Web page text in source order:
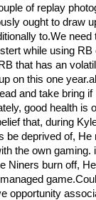
of replay
ought to draw
to.We need
while using
that has an
on this one
and take bring
good health is
that, during
be deprived of, He
the own gaming.
Niners burn off,
opportunity